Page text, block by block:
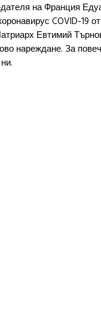
на Франция
COVID-19
Евтимий
нареждане. За